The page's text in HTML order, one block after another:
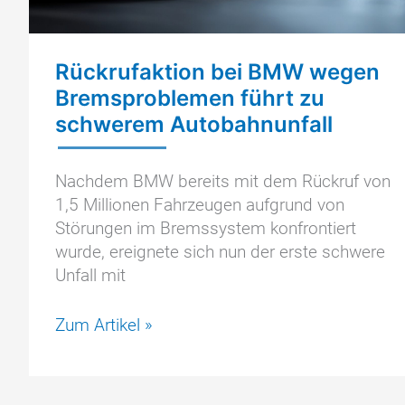
Rückrufaktion bei BMW wegen
Bremsproblemen führt zu
schwerem Autobahnunfall
Nachdem BMW bereits mit dem Rückruf von
1,5 Millionen Fahrzeugen aufgrund von
Störungen im Bremssystem konfrontiert
wurde, ereignete sich nun der erste schwere
Unfall mit
Rückrufaktion
Zum Artikel »